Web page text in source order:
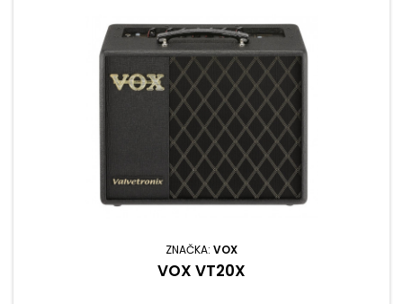
ZNAČKA: VOX
VOX VT20X